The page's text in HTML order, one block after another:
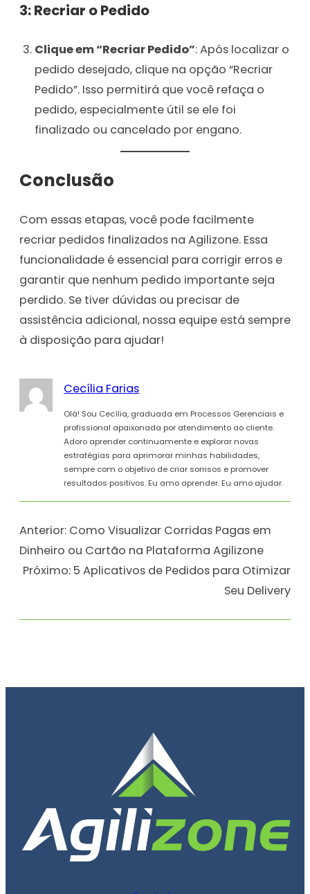
3: Recriar o Pedido
Clique em “Recriar Pedido”: Após localizar o
pedido desejado, clique na opção “Recriar
Pedido”. Isso permitirá que você refaça o
pedido, especialmente útil se ele foi
finalizado ou cancelado por engano.
Conclusão
Com essas etapas, você pode facilmente
recriar pedidos finalizados na Agilizone. Essa
funcionalidade é essencial para corrigir erros e
garantir que nenhum pedido importante seja
perdido. Se tiver dúvidas ou precisar de
assistência adicional, nossa equipe está sempre
à disposição para ajudar!
Cecília Farias
Olá! Sou Cecília, graduada em Processos Gerenciais e
profissional apaixonada por atendimento ao cliente.
Adoro aprender continuamente e explorar novas
estratégias para aprimorar minhas habilidades,
sempre com o objetivo de criar sorrisos e promover
resultados positivos. Eu amo aprender. Eu amo ajudar.
Anterior: Como Visualizar Corridas Pagas em
Dinheiro ou Cartão na Plataforma Agilizone
Próximo: 5 Aplicativos de Pedidos para Otimizar
Seu Delivery